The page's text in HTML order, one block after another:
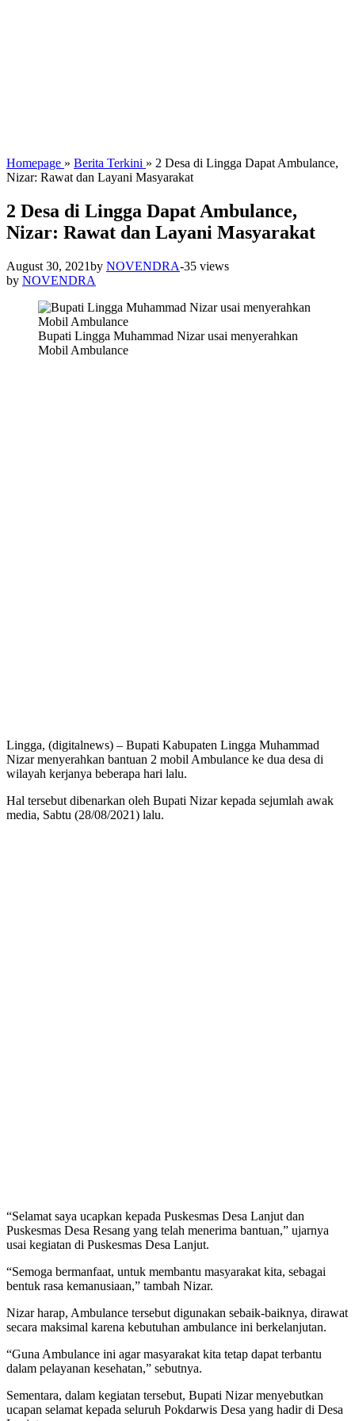
Homepage » Berita Terkini » 2 Desa di Lingga Dapat Ambulance,
Nizar: Rawat dan Layani Masyarakat
2 Desa di Lingga Dapat Ambulance,
Nizar: Rawat dan Layani Masyarakat
August 30, 2021by NOVENDRA-35 views
by NOVENDRA
Bupati Lingga Muhammad Nizar usai menyerahkan
Mobil Ambulance
Lingga, (digitalnews) – Bupati Kabupaten Lingga Muhammad
Nizar menyerahkan bantuan 2 mobil Ambulance ke dua desa di
wilayah kerjanya beberapa hari lalu.
Hal tersebut dibenarkan oleh Bupati Nizar kepada sejumlah awak
media, Sabtu (28/08/2021) lalu.
“Selamat saya ucapkan kepada Puskesmas Desa Lanjut dan
Puskesmas Desa Resang yang telah menerima bantuan,” ujarnya
usai kegiatan di Puskesmas Desa Lanjut.
“Semoga bermanfaat, untuk membantu masyarakat kita, sebagai
bentuk rasa kemanusiaan,” tambah Nizar.
Nizar harap, Ambulance tersebut digunakan sebaik-baiknya, dirawat
secara maksimal karena kebutuhan ambulance ini berkelanjutan.
“Guna Ambulance ini agar masyarakat kita tetap dapat terbantu
dalam pelayanan kesehatan,” sebutnya.
Sementara, dalam kegiatan tersebut, Bupati Nizar menyebutkan
ucapan selamat kepada seluruh Pokdarwis Desa yang hadir di Desa